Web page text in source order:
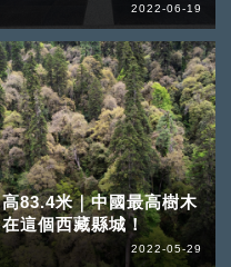
2022-06-19
高83.4米｜中國最高樹木
在這個西藏縣城！
2022-05-29